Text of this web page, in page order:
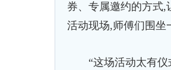
券、专属邀约的方式,
活动现场,师傅们围坐
“这场活动太有仪